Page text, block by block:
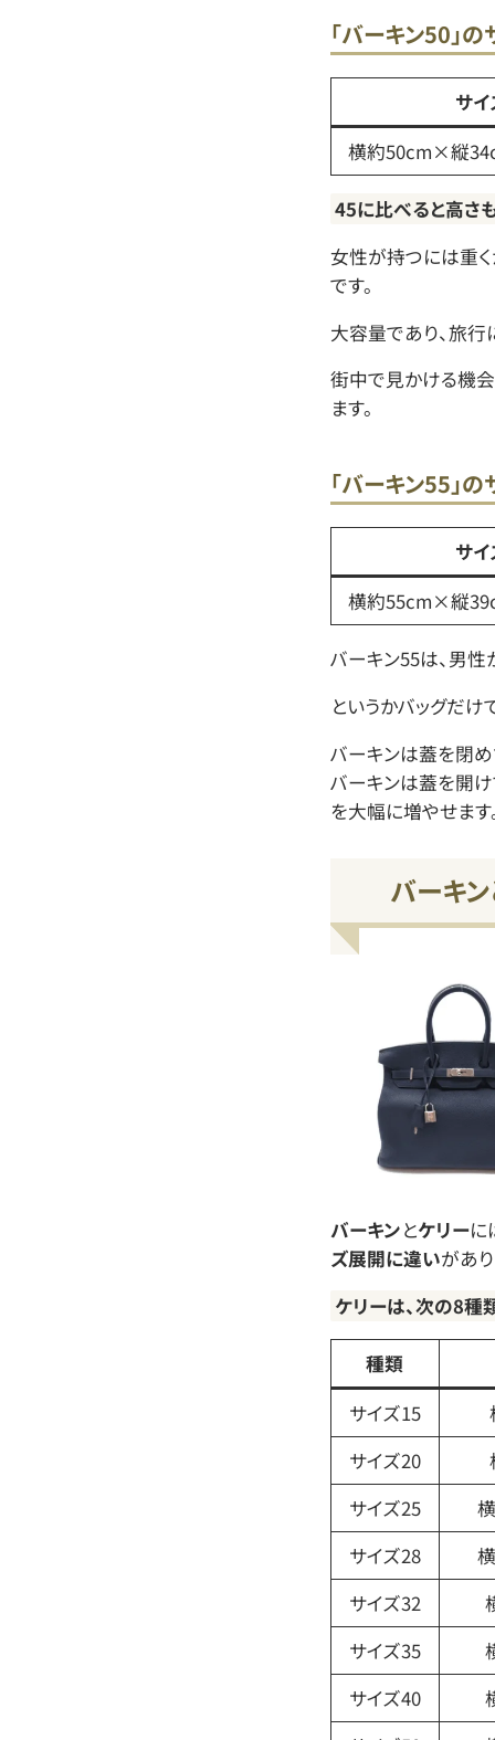
「バーキン50」
サイ
横約50cm×縦
45に比べると高さ
女性が持つには重く
です。
大容量であり、旅行
街中で見かける機
ます。
「バーキン55」
サイ
横約55cm×縦
バーキン55は、男性
というかバッグだけ
バーキンは蓋を閉め
バーキンは蓋を開
を大幅に増やせます
バーキ
バーキンとケリーに
ズ展開に違いがあり
ケリーは、次の8種
種類
サイズ15
サイズ20
サイズ25
サイズ28
サイズ32
サイズ35
サイズ40